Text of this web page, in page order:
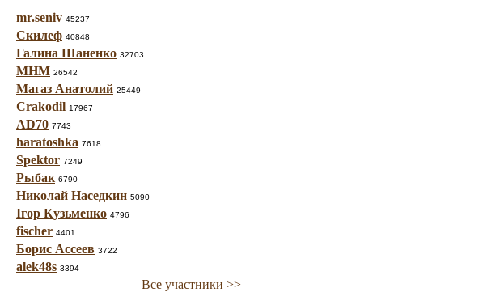
mr.seniv 45237
Скилеф 40848
Галина Шаненко 32703
МНМ 26542
Магаз Анатолий 25449
Crakodil 17967
AD70 7743
haratoshka 7618
Spektor 7249
Рыбак 6790
Николай Наседкин 5090
Ігор Кузьменко 4796
fischer 4401
Борис Ассеев 3722
alek48s 3394
Все участники >>